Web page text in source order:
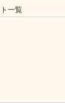
一覧